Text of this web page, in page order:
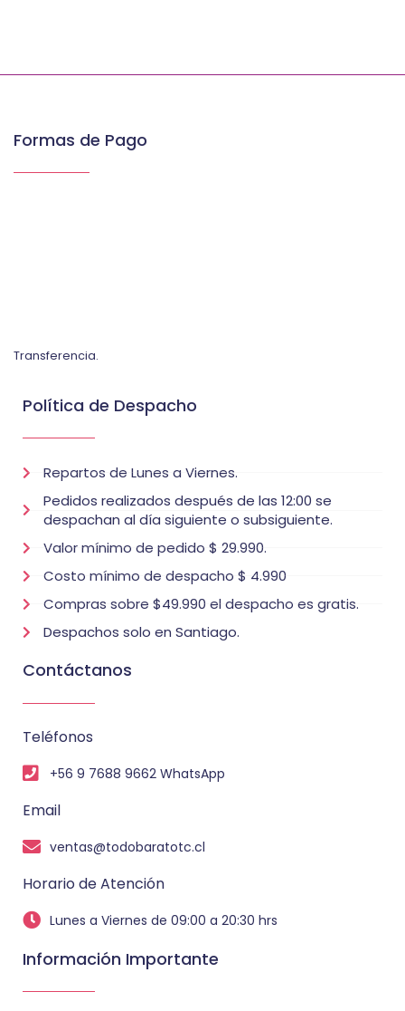
Formas de Pago
Transferencia.
Política de Despacho
Repartos de Lunes a Viernes.
Pedidos realizados después de las 12:00 se
despachan al día siguiente o subsiguiente.
Valor mínimo de pedido $ 29.990.
Costo mínimo de despacho $ 4.990
Compras sobre $49.990 el despacho es gratis.
Despachos solo en Santiago.
Contáctanos
Teléfonos
+56 9 7688 9662 WhatsApp
Email
ventas@todobaratotc.cl
Horario de Atención
Lunes a Viernes de 09:00 a 20:30 hrs
Información Importante